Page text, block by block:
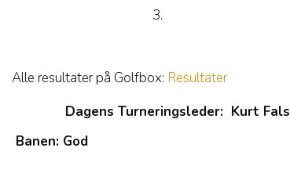
3.
Alle resultater på Golfbox: Resultater
Dagens Turneringsleder: Kurt Fals
Banen: God